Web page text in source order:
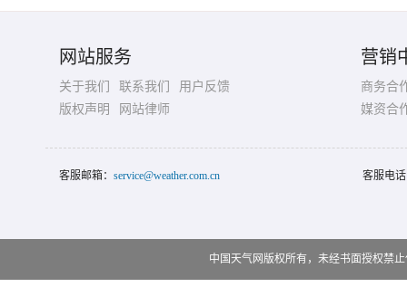
网站服务
关于我们 联系我们
用户反馈
版权声明
网站律师
营销
商务合
媒资合
客服邮箱： service@weather.com.cn 客服电
中国天气网版权所有，未经书面授权